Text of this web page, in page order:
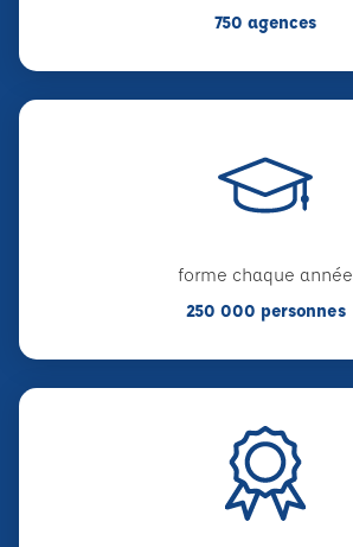
750 agences
forme chaque année
250 000 personnes